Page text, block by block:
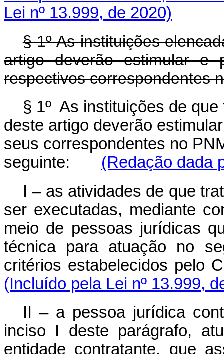
Lei nº 13.999, de 2020)
§ 1º As instituições
artigo deverão estimular e
respectivos correspondentes
§ 1º As instituições de
deste artigo deverão
seus correspondentes no
seguinte:
(Redação dada
I – as atividades de que
ser executadas, mediante
meio de pessoas jurídicas
técnica para atuação no
critérios estabelecidos pelo
(Incluído pela Lei nº 13.999,
II – a pessoa jurídica
inciso I deste parágrafo,
entidade contratante, que